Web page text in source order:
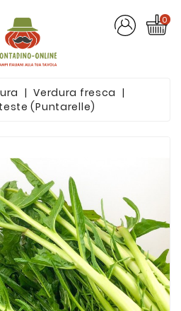
0
Verdura fresca
(Puntarelle)